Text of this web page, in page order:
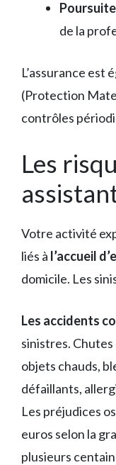
de la
L’assurance est
(Protection
contrôles
Les
Votre activité
liés à l’accueil
domicile. Les
Les accidents
sinistres. Chutes
objets chauds,
défaillants,
Les préjudices
euros selon la
plusieurs